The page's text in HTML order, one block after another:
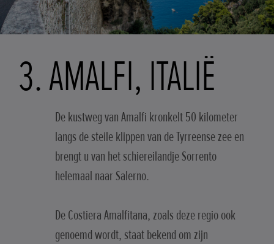
3. AMALFI, ITALIË
De kustweg van Amalfi kronkelt 50 kilometer
langs de steile klippen van de Tyrreense zee en
brengt u van het schiereilandje Sorrento
helemaal naar Salerno.
De Costiera Amalfitana, zoals deze regio ook
genoemd wordt, staat bekend om zijn